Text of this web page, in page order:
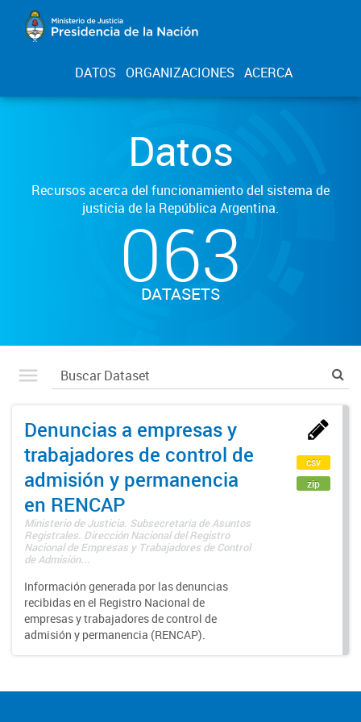
DATOS ORGANIZACIONES ACERCA
Datos
Recursos acerca del funcionamiento del sistema de
justicia de la República Argentina.
063
DATASETS
Denuncias a empresas y
trabajadores de control de
admisión y permanencia
en RENCAP
Ministerio de Justicia. Subsecretaría de Asuntos
Registrales. Dirección Nacional del Registro
Nacional de Empresas y Trabajadores de Control
de Admisión...
Información generada por las denuncias
recibidas en el Registro Nacional de
empresas y trabajadores de control de
admisión y permanencia (RENCAP).
csv
zip